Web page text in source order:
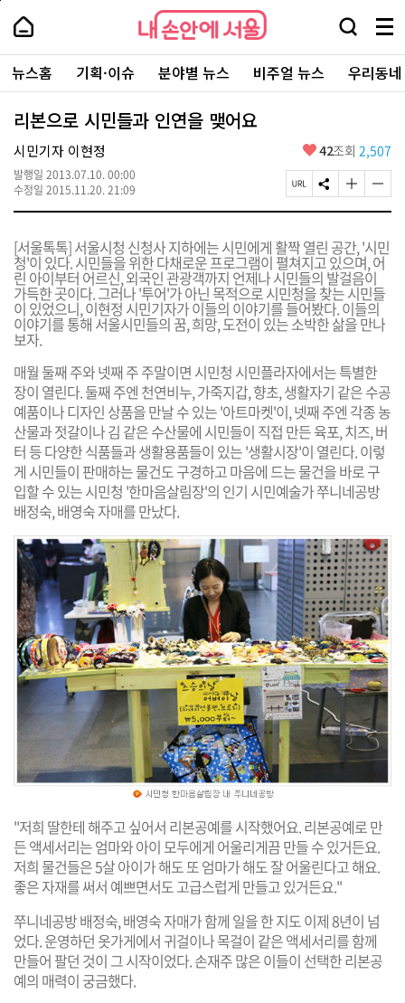
본
로
가
내
손
안
에
서
울
-
서
울
시
대
표
소
포
털
내
손
에
울
검
창
열
기
메
뉴
전
체
보
주
요
서
뉴스홈 기획·이슈 분야별 뉴스 비주얼 뉴스 우리동
리본으로 시민들과 인연을 맺어요
시민기자 이현정
발행일 2013.07.10. 00:00
수정일 2015.11.20. 21:09
좋
요
42조회 2,507
페
이
U
R
L
복
사
S
N
공
유
하
기
글
자
기
크
게
변
경
하
기
글
자
기
작
게
변
경
하
기
[서울톡톡] 서울시청 신청사 지하에는 시민에게 활짝 열린 공간, '시민
청'이 있다. 시민들을 위한 다채로운 프로그램이 펼쳐지고 있으며, 어
린 아이부터 어르신, 외국인 관광객까지 언제나 시민들의 발걸음이
가득한 곳이다. 그러나 '투어'가 아닌 목적으로 시민청을 찾는 시민들
이 있었으니, 이현정 시민기자가 이들의 이야기를 들어봤다. 이들의
이야기를 통해 서울시민들의 꿈, 희망, 도전이 있는 소박한 삶을 만나
보자.
매월 둘째 주와 넷째 주 주말이면 시민청 시민플라자에서는 특별한
장이 열린다. 둘째 주엔 천연비누, 가죽지갑, 향초, 생활자기 같은 수공
예품이나 디자인 상품을 만날 수 있는 '아트마켓'이, 넷째 주엔 각종 농
산물과 젓갈이나 김 같은 수산물에 시민들이 직접 만든 육포, 치즈, 버
터 등 다양한 식품들과 생활용품들이 있는 '생활시장'이 열린다. 이렇
게 시민들이 판매하는 물건도 구경하고 마음에 드는 물건을 바로 구
입할 수 있는 시민청 '한마음살림장'의 인기 시민예술가 쭈니네공방
배정숙, 배영숙 자매를 만났다.
"저희 딸한테 해주고 싶어서 리본공예를 시작했어요. 리본공예로 만
든 액세서리는 엄마와 아이 모두에게 어울리게끔 만들 수 있거든요.
저희 물건들은 5살 아이가 해도 또 엄마가 해도 잘 어울린다고 해요.
좋은 자재를 써서 예쁘면서도 고급스럽게 만들고 있거든요."
쭈니네공방 배정숙, 배영숙 자매가 함께 일을 한 지도 이제 8년이 넘
었다. 운영하던 옷가게에서 귀걸이나 목걸이 같은 액세서리를 함께
만들어 팔던 것이 그 시작이었다. 손재주 많은 이들이 선택한 리본공
예의 매력이 궁금했다.
페
상
단
로